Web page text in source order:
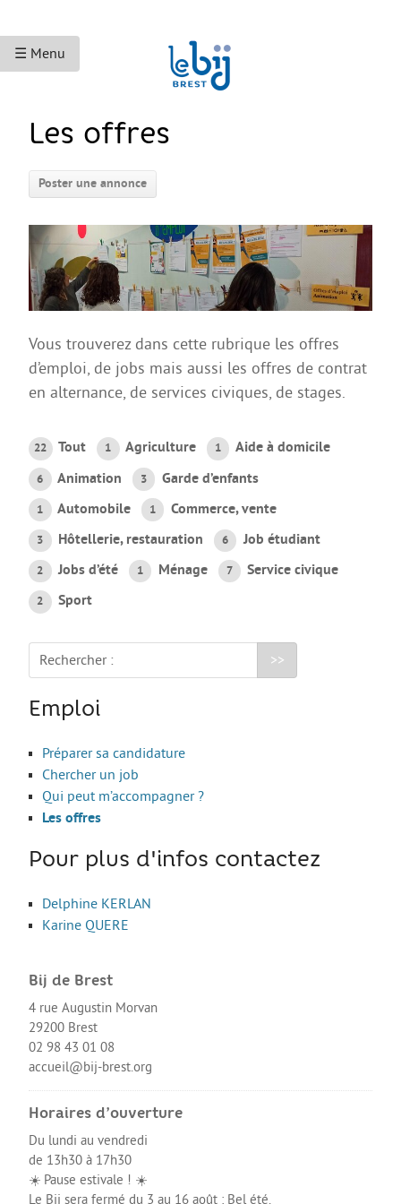
☰ Menu
ACCUEIL
Droits sociaux et services
Bourses et aides financières
Se déplacer
Droits du travail
Étranger·es en France
Agir au quotidien
Etre bénévole ou volontaire
Créer mon projet
Créer mon entreprise
EMPLOI
Préparer sa candidature
Chercher un job
Qui peut m’accompagner ?
Les offres
ETUDES / FORMATION
L’orientation
Les stages
Bafa et animation
La formation continue
Métiers en uniforme
INTERNATIONAL
Préparer son départ
Stages, Études, Formations
Volontariat
Bénévolat
Séjours linguistiques / interculturels
Les offres
Poster une annonce
Vous trouverez dans cette rubrique les offres
d’emploi, de jobs mais aussi les offres de contrat
en alternance, de services civiques, de stages.
22 Tout 1 Agriculture 1 Aide à domicile
6 Animation 3 Garde d’enfants
1 Automobile 1 Commerce, vente
3 Hôtellerie, restauration 6 Job étudiant
2 Jobs d’été 1 Ménage 7 Service civique
2 Sport
Rechercher :
Emploi
Préparer sa candidature
Chercher un job
Qui peut m’accompagner ?
Les offres
Pour plus d'infos contactez
Delphine KERLAN
Karine QUERE
Bij de Brest
4 rue Augustin Morvan
29200 Brest
02 98 43 01 08
accueil@bij-brest.org
Horaires d’ouverture
Du lundi au vendredi
de 13h30 à 17h30
☀️ Pause estivale ! ☀️
Le Bij sera fermé du 3 au 16 août : Bel été.